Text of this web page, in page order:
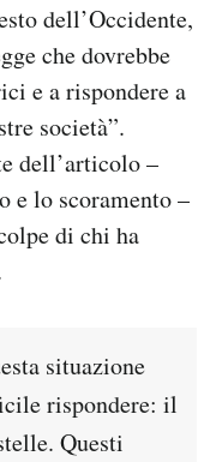
dell’Occidente,
che dovrebbe
e a rispondere a
società”.
dell’articolo –
e lo scoramento –
di chi ha
situazione
rispondere: il
Questi